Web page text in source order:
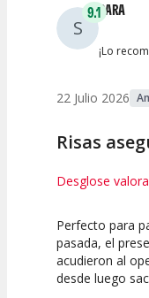
S
9.1SARA
¡Lo
22 Julio 2026
Risas
Desglose
10
Calidad del
Espectáculo
Perfecto para
pasada, el
acudieron al
desde luego